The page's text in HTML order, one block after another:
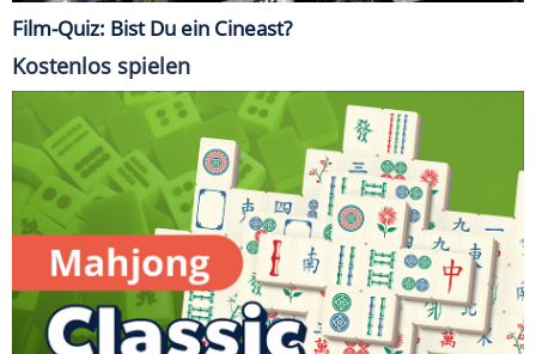
Film-Quiz: Bist Du ein Cineast?
Kostenlos spielen